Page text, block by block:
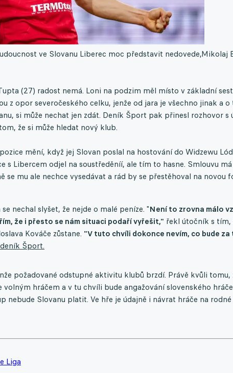
ve Slovanu Liberec moc představit nedovede,Mikolaj
(27) radost nemá. Loni na podzim měl místo v základní
z opor severočeského celku, jenže od jara je všechno jinak a o
si může nechat jen zdát. Deník Šport pak přinesl rozhovor s
že si může hledat nový klub.
mění, když jej Slovan poslal na hostování do Widzewu
s Libercem odjel na soustředěníí, ale tím to hasne. Smlouvu
se mu ale nechce vysedávat a rád by se přestěhoval na novou
nechal slyšet, že nejde o malé peníze. "Není to zrovna málo
že i přesto se nám situaci podaří vyřešit," řekl útočník s tím,
Kováče zůstane. "V tuto chvíli dokonce nevím, co bude za
deník Šport.
požadované odstupné aktivitu klubů brzdí. Právě kvůli tomu,
volným hráčem a v tu chvíli bude angažování slovenského
nebude Slovanu platit. Ve hře je údajně i návrat hráče na rodné
Liga